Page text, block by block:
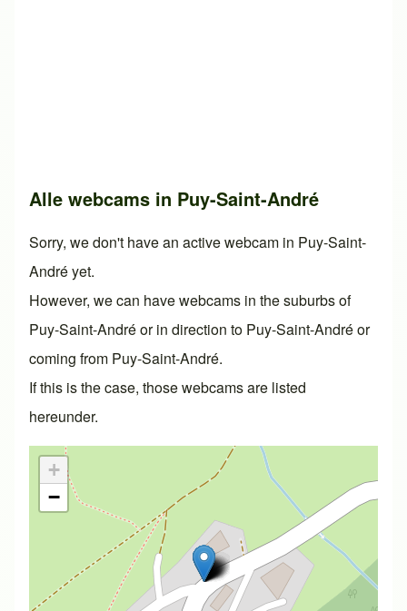
Alle webcams in Puy-Saint-André
Sorry, we don't have an active webcam in Puy-Saint-
André yet.
However, we can have webcams in the suburbs of
Puy-Saint-André or in direction to Puy-Saint-André or
coming from Puy-Saint-André.
If this is the case, those webcams are listed
hereunder.
+
−